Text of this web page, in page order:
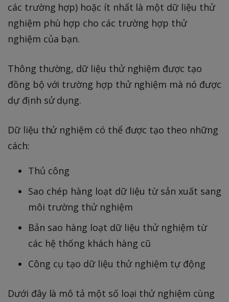
các trường hợp) hoặc ít nhất là một dữ liệu thử
nghiệm phù hợp cho các trường hợp thử
nghiệm của bạn.
Thông thường, dữ liệu thử nghiệm được tạo
đồng bộ với trường hợp thử nghiệm mà nó được
dự định sử dụng.
Dữ liệu thử nghiệm có thể được tạo theo những
cách:
Thủ công
Sao chép hàng loạt dữ liệu từ sản xuất sang
môi trường thử nghiệm
Bản sao hàng loạt dữ liệu thử nghiệm từ
các hệ thống khách hàng cũ
Công cụ tạo dữ liệu thử nghiệm tự động
Dưới đây là mô tả một số loại thử nghiệm cùng